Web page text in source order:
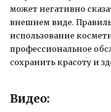
может негативно
внешнем виде.
использование
профессиональное
сохранить красоту и
Видео: